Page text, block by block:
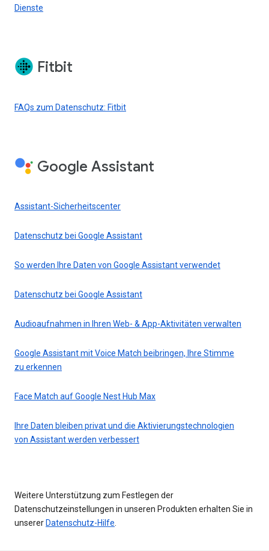
Dienste
Fitbit
FAQs zum Datenschutz: Fitbit
Google Assistant
Assistant-Sicherheitscenter
Datenschutz bei Google Assistant
So werden Ihre Daten von Google Assistant verwendet
Datenschutz bei Google Assistant
Audioaufnahmen in Ihren Web- & App-Aktivitäten verwalten
Google Assistant mit Voice Match beibringen, Ihre Stimme
zu erkennen
Face Match auf Google Nest Hub Max
Ihre Daten bleiben privat und die Aktivierungstechnologien
von Assistant werden verbessert
Weitere Unterstützung zum Festlegen der
Datenschutzeinstellungen in unseren Produkten erhalten Sie in
unserer Datenschutz-Hilfe.